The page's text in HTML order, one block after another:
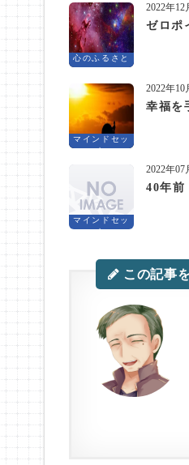
心のふるさと
2022年12
ゼロポ
マインドセッ
ト
2022年10
幸福を
マインドセッ
ト
2022年07
40年前
この記事